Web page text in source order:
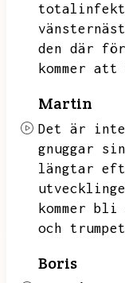
den där
kommer
Martin
Det är
gnuggar
längtar
kommer
och
Boris